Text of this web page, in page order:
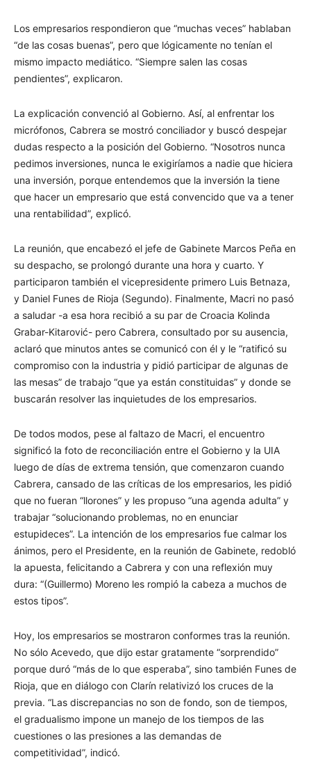
Los empresarios respondieron que “muchas veces” hablaban
“de las cosas buenas”, pero que lógicamente no tenían el
mismo impacto mediático. “Siempre salen las cosas
pendientes”, explicaron.
La explicación convenció al Gobierno. Así, al enfrentar los
micrófonos, Cabrera se mostró conciliador y buscó despejar
dudas respecto a la posición del Gobierno. “Nosotros nunca
pedimos inversiones, nunca le exigiríamos a nadie que hiciera
una inversión, porque entendemos que la inversión la tiene
que hacer un empresario que está convencido que va a tener
una rentabilidad”, explicó.
La reunión, que encabezó el jefe de Gabinete Marcos Peña en
su despacho, se prolongó durante una hora y cuarto. Y
participaron también el vicepresidente primero Luis Betnaza,
y Daniel Funes de Rioja (Segundo). Finalmente, Macri no pasó
a saludar -a esa hora recibió a su par de Croacia Kolinda
Grabar-Kitarović- pero Cabrera, consultado por su ausencia,
aclaró que minutos antes se comunicó con él y le “ratificó su
compromiso con la industria y pidió participar de algunas de
las mesas” de trabajo “que ya están constituidas” y donde se
buscarán resolver las inquietudes de los empresarios.
De todos modos, pese al faltazo de Macri, el encuentro
significó la foto de reconciliación entre el Gobierno y la UIA
luego de días de extrema tensión, que comenzaron cuando
Cabrera, cansado de las críticas de los empresarios, les pidió
que no fueran “llorones” y les propuso “una agenda adulta” y
trabajar “solucionando problemas, no en enunciar
estupideces”. La intención de los empresarios fue calmar los
ánimos, pero el Presidente, en la reunión de Gabinete, redobló
la apuesta, felicitando a Cabrera y con una reflexión muy
dura: “(Guillermo) Moreno les rompió la cabeza a muchos de
estos tipos”.
Hoy, los empresarios se mostraron conformes tras la reunión.
No sólo Acevedo, que dijo estar gratamente “sorprendido”
porque duró “más de lo que esperaba”, sino también Funes de
Rioja, que en diálogo con Clarín relativizó los cruces de la
previa. “Las discrepancias no son de fondo, son de tiempos,
el gradualismo impone un manejo de los tiempos de las
cuestiones o las presiones a las demandas de
competitividad”, indicó.